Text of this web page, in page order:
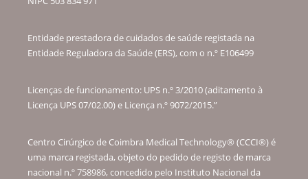
Entidade prestadora de cuidados de saúde registada na
Entidade Reguladora da Saúde (ERS), com o n.º E106499
Licenças de funcionamento: UPS n.º 3/2010 (aditamento à
Licença UPS 07/02.00) e Licença n.º 9072/2015.”
Centro Cirúrgico de Coimbra Medical Technology® (CCCI®) é
uma marca registada, objeto do pedido de registo de marca
nacional n.º 758986, concedido pelo Instituto Nacional da